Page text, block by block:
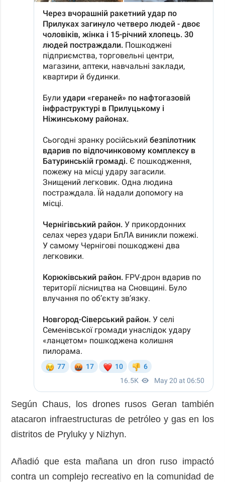
Según Chaus, los drones rusos Geran también
atacaron infraestructuras de petróleo y gas en los
distritos de Pryluky y Nizhyn.
Añadió que esta mañana un dron ruso impactó
contra un complejo recreativo en la comunidad de